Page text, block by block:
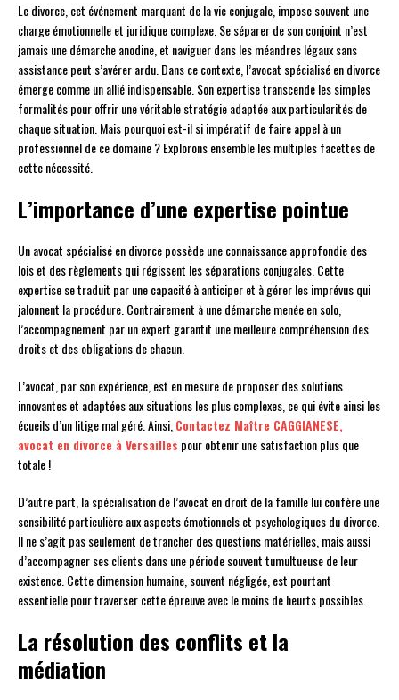
Le divorce, cet événement marquant de la vie conjugale, impose souvent une
charge émotionnelle et juridique complexe. Se séparer de son conjoint n’est
jamais une démarche anodine, et naviguer dans les méandres légaux sans
assistance peut s’avérer ardu. Dans ce contexte, l’avocat spécialisé en divorce
émerge comme un allié indispensable. Son expertise transcende les simples
formalités pour offrir une véritable stratégie adaptée aux particularités de
chaque situation. Mais pourquoi est-il si impératif de faire appel à un
professionnel de ce domaine ? Explorons ensemble les multiples facettes de
cette nécessité.
L’importance d’une expertise pointue
Un avocat spécialisé en divorce possède une connaissance approfondie des
lois et des règlements qui régissent les séparations conjugales. Cette
expertise se traduit par une capacité à anticiper et à gérer les imprévus qui
jalonnent la procédure. Contrairement à une démarche menée en solo,
l’accompagnement par un expert garantit une meilleure compréhension des
droits et des obligations de chacun.
L’avocat, par son expérience, est en mesure de proposer des solutions
innovantes et adaptées aux situations les plus complexes, ce qui évite ainsi les
écueils d’un litige mal géré. Ainsi,Contactez Maître CAGGIANESE,
avocat en divorce à Versailles pour obtenir une satisfaction plus que
totale !
D’autre part, la spécialisation de l’avocat en droit de la famille lui confère une
sensibilité particulière aux aspects émotionnels et psychologiques du divorce.
Il ne s’agit pas seulement de trancher des questions matérielles, mais aussi
d’accompagner ses clients dans une période souvent tumultueuse de leur
existence. Cette dimension humaine, souvent négligée, est pourtant
essentielle pour traverser cette épreuve avec le moins de heurts possibles.
La résolution des conflits et la
médiation